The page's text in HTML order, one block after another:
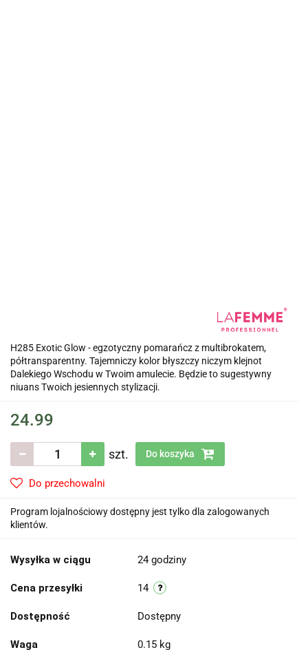
H285 Exotic Glow - egzotyczny pomarańcz z multibrokatem,
półtransparentny. Tajemniczy kolor błyszczy niczym klejnot
Dalekiego Wschodu w Twoim amulecie. Będzie to sugestywny
niuans Twoich jesiennych stylizacji.
24.99
szt. Do koszyka
Do przechowalni
Program lojalnościowy dostępny jest tylko dla zalogowanych
klientów.
Wysyłka w ciągu 24 godziny
Cena przesyłki 14
Dostępność Dostępny
Waga 0.15 kg